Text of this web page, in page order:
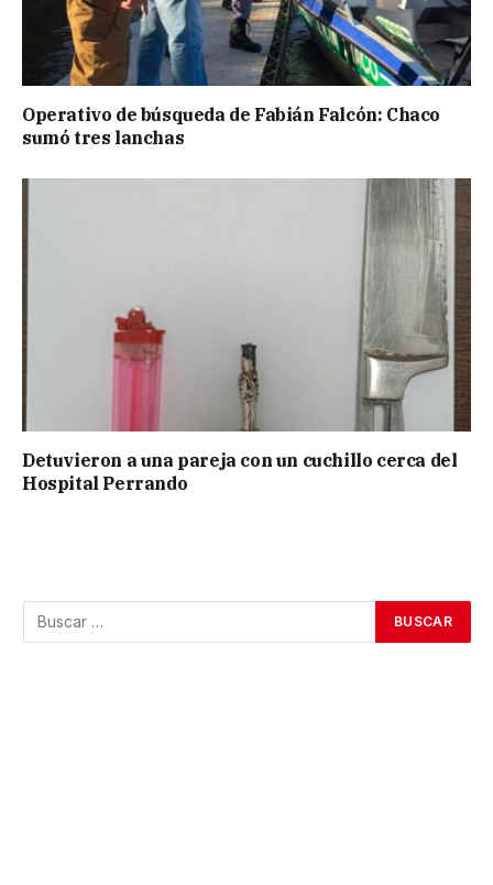
Operativo de búsqueda de Fabián Falcón: Chaco
sumó tres lanchas
Detuvieron a una pareja con un cuchillo cerca del
Hospital Perrando